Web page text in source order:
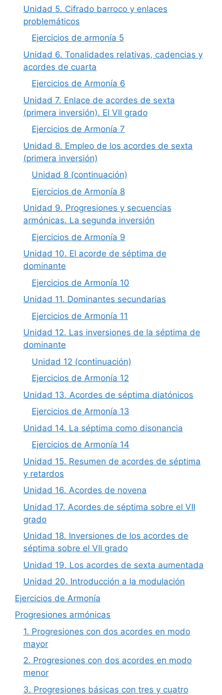
Unidad 5. Cifrado barroco y enlaces
problemáticos
Ejercicios de armonía 5
Unidad 6. Tonalidades relativas, cadencias y
acordes de cuarta
Ejercicios de Armonía 6
Unidad 7. Enlace de acordes de sexta
(primera inversión). El VII grado
Ejercicios de Armonía 7
Unidad 8. Empleo de los acordes de sexta
(primera inversión)
Unidad 8 (continuación)
Ejercicios de Armonía 8
Unidad 9. Progresiones y secuencias
armónicas. La segunda inversión
Ejercicios de Armonía 9
Unidad 10. El acorde de séptima de
dominante
Ejercicios de Armonía 10
Unidad 11. Dominantes secundarias
Ejercicios de Armonía 11
Unidad 12. Las inversiones de la séptima de
dominante
Unidad 12 (continuación)
Ejercicios de Armonía 12
Unidad 13. Acordes de séptima diatónicos
Ejercicios de Armonía 13
Unidad 14. La séptima como disonancia
Ejercicios de Armonía 14
Unidad 15. Resumen de acordes de séptima
y retardos
Unidad 16. Acordes de novena
Unidad 17. Acordes de séptima sobre el VII
grado
Unidad 18. Inversiones de los acordes de
séptima sobre el VII grado
Unidad 19. Los acordes de sexta aumentada
Unidad 20. Introducción a la modulación
Ejercicios de Armonía
Progresiones armónicas
1. Progresiones con dos acordes en modo
mayor
2. Progresiones con dos acordes en modo
menor
3. Progresiones básicas con tres y cuatro